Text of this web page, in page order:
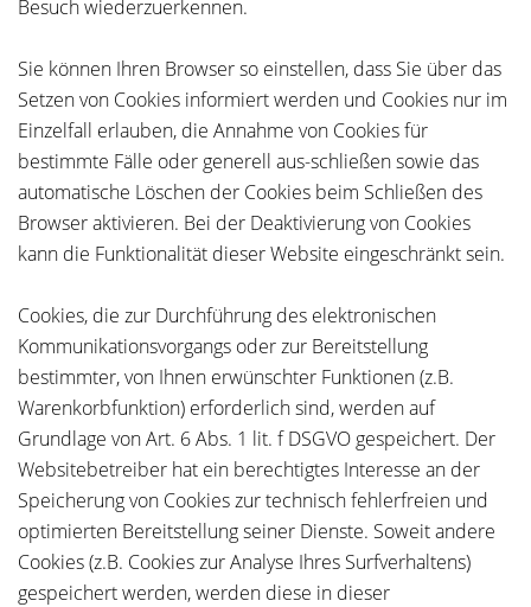
Besuch wiederzuerkennen.
Sie können Ihren Browser so einstellen, dass Sie über das
Setzen von Cookies informiert werden und Cookies nur im
Einzelfall erlauben, die Annahme von Cookies für
bestimmte Fälle oder generell aus-schließen sowie das
automatische Löschen der Cookies beim Schließen des
Browser aktivieren. Bei der Deaktivierung von Cookies
kann die Funktionalität dieser Website eingeschränkt sein.
Cookies, die zur Durchführung des elektronischen
Kommunikationsvorgangs oder zur Bereitstellung
bestimmter, von Ihnen erwünschter Funktionen (z.B.
Warenkorbfunktion) erforderlich sind, werden auf
Grundlage von Art. 6 Abs. 1 lit. f DSGVO gespeichert. Der
Websitebetreiber hat ein berechtigtes Interesse an der
Speicherung von Cookies zur technisch fehlerfreien und
optimierten Bereitstellung seiner Dienste. Soweit andere
Cookies (z.B. Cookies zur Analyse Ihres Surfverhaltens)
gespeichert werden, werden diese in dieser